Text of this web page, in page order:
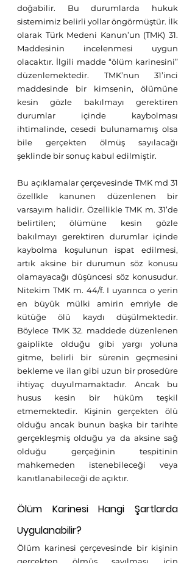
doğabilir. Bu durumlarda hukuk
sistemimiz belirli yollar öngörmüştür. İlk
olarak Türk Medeni Kanun’un (TMK) 31.
Maddesinin incelenmesi uygun
olacaktır. İlgili madde “ölüm karinesini”
düzenlemektedir. TMK’nun 31’inci
maddesinde bir kimsenin, ölümüne
kesin gözle bakılmayı gerektiren
durumlar içinde kaybolması
ihtimalinde, cesedi bulunamamış olsa
bile gerçekten ölmüş sayılacağı
şeklinde bir sonuç kabul edilmiştir.
Bu açıklamalar çerçevesinde TMK md 31
özellkle kanunen düzenlenen bir
varsayım halidir. Özellikle TMK m. 31’de
belirtilen; ölümüne kesin gözle
bakılmayı gerektiren durumlar içinde
kaybolma koşulunun ispat edilmesi,
artık aksine bir durumun söz konusu
olamayacağı düşüncesi söz konusudur.
Nitekim TMK m. 44/f. I uyarınca o yerin
en büyük mülki amirin emriyle de
kütüğe ölü kaydı düşülmektedir.
Böylece TMK 32. maddede düzenlenen
gaiplikte olduğu gibi yargı yoluna
gitme, belirli bir sürenin geçmesini
bekleme ve ilan gibi uzun bir prosedüre
ihtiyaç duyulmamaktadır. Ancak bu
husus kesin bir hüküm teşkil
etmemektedir. Kişinin gerçekten ölü
olduğu ancak bunun başka bir tarihte
gerçekleşmiş olduğu ya da aksine sağ
olduğu gerçeğinin tespitinin
mahkemeden istenebileceği veya
kanıtlanabileceği de açıktır.
Ölüm Karinesi Hangi Şartlarda
Uygulanabilir?
Ölüm karinesi çerçevesinde bir kişinin